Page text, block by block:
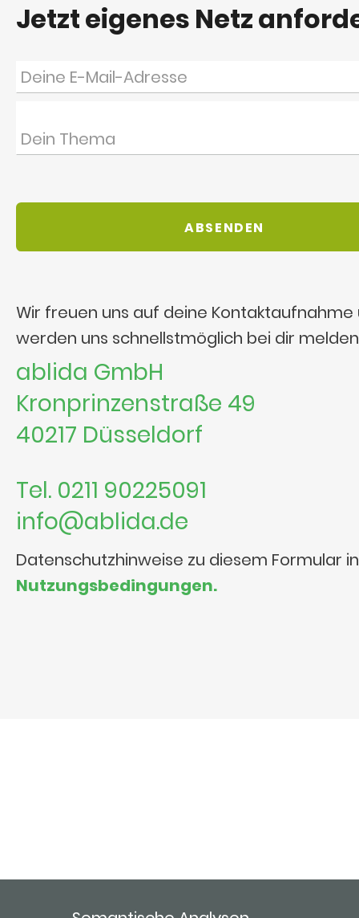
Jetzt eigenes Netz
Wir freuen uns auf deine Kontaktaufnahme
werden uns schnellstmöglich bei dir
ablida GmbH
Kronprinzenstraße 49
40217 Düsseldorf
Tel. 0211 90225091
info@ablida.de
Datenschutzhinweise zu diesem Formular
Nutzungsbedingungen.